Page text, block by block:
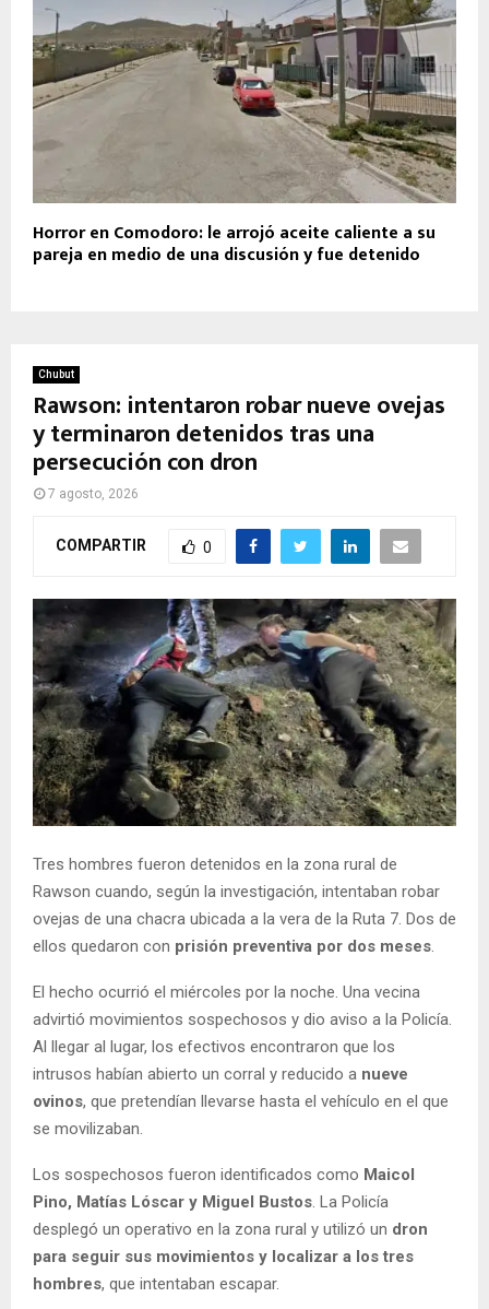
Horror en Comodoro: le arrojó aceite caliente a su
pareja en medio de una discusión y fue detenido
Chubut
Rawson: intentaron robar nueve ovejas
y terminaron detenidos tras una
persecución con dron
7 agosto, 2026
COMPARTIR 0
Tres hombres fueron detenidos en la zona rural de
Rawson cuando, según la investigación, intentaban robar
ovejas de una chacra ubicada a la vera de la Ruta 7. Dos de
ellos quedaron con prisión preventiva por dos meses.
El hecho ocurrió el miércoles por la noche. Una vecina
advirtió movimientos sospechosos y dio aviso a la Policía.
Al llegar al lugar, los efectivos encontraron que los
intrusos habían abierto un corral y reducido a nueve
ovinos, que pretendían llevarse hasta el vehículo en el que
se movilizaban.
Los sospechosos fueron identificados como Maicol
Pino, Matías Lóscar y Miguel Bustos. La Policía
desplegó un operativo en la zona rural y utilizó un dron
para seguir sus movimientos y localizar a los tres
hombres, que intentaban escapar.